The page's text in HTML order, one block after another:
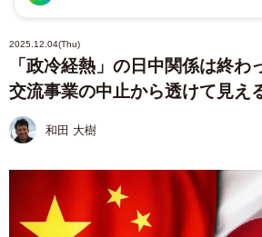
2025.12.04(Thu)
「政冷経熱」の日中関係は終
交流事業の中止から透けて見え
和田 大樹